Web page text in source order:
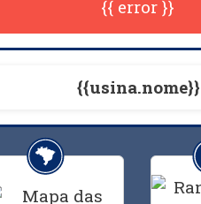
{{ error }}
{{usina.nome}}